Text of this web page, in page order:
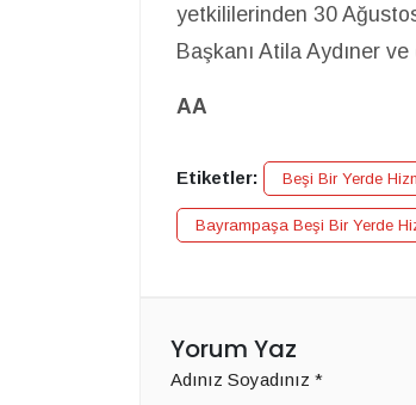
yetkililerinden 30
Başkanı Atila Aydıner
AA
Etiketler: Beşi Bir Yerde
Bayrampaşa Beşi Bir Yerde
Yorum Yaz
Adınız Soyadınız *